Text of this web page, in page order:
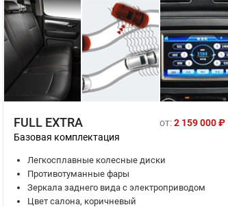
FULL EXTRA от:2 159 000 ₽
Базовая комплектация
Легкосплавные колесные диски
Противотуманные фары
Зеркала заднего вида с электроприводом
Цвет салона, коричневый